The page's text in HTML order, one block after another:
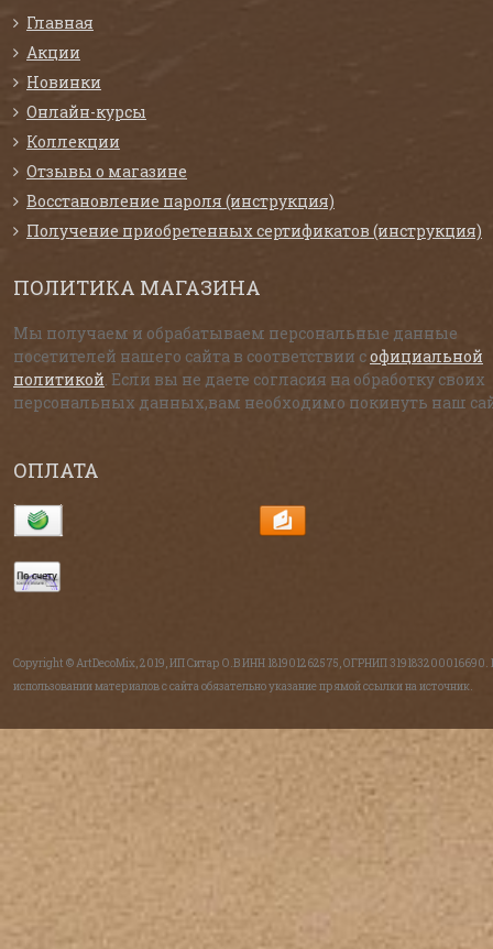
Главная
Акции
Новинки
Онлайн-курсы
Коллекции
Отзывы о магазине
Восстановление пароля (инструкция)
Получение приобретенных сертификатов (инструкция)
ПОЛИТИКА МАГАЗИНА
Мы получаем и обрабатываем персональные данные
посетителей нашего сайта в соответствии софициальной
политикой . Если вы не даете согласия на обработку своих
персональных данных,вам необходимо покинуть наш
ОПЛАТА
Copyright © ArtDecoMix, 2019, ИП Ситар О.В ИНН 181901262575, ОГРНИП 319183200016690.
использовании материалов с сайта обязательно указание прямой ссылки на источник.